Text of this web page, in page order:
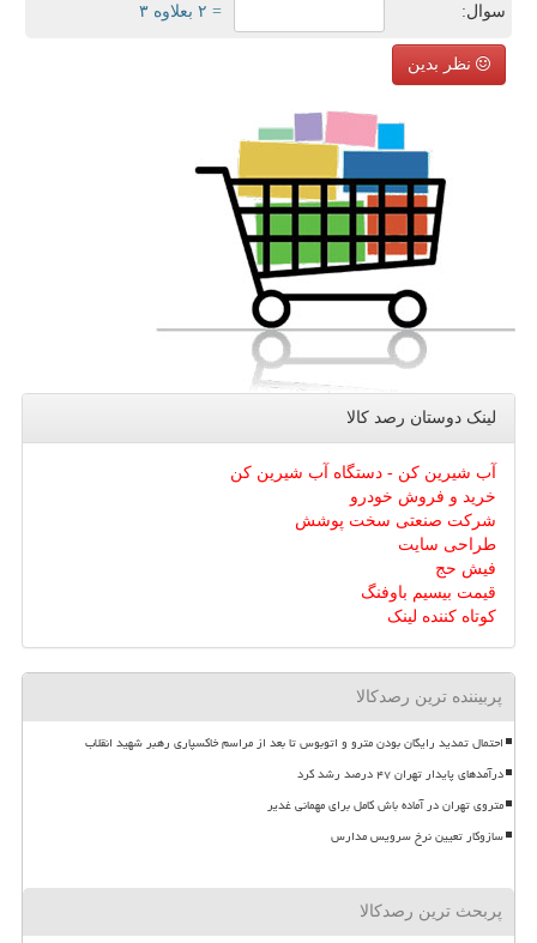
سوال: = ۲ بعلاوه ۳
نظر بدین
لینک دوستان رصد كالا
آب شیرین کن - دستگاه آب شیرین کن
خرید و فروش خودرو
شرکت صنعتی سخت پوشش
طراحی سایت
فیش حج
قیمت بیسیم باوفنگ
کوتاه کننده لینک
پربیننده ترین رصدکالا
احتمال تمدید رایگان بودن مترو و اتوبوس تا بعد از مراسم خاکسپاری رهبر شهید انقلاب
درآمدهای پایدار تهران ۴۷ درصد رشد کرد
متروی تهران در آماده باش کامل برای مهمانی غدیر
سازوکار تعیین نرخ سرویس مدارس
پربحث ترین رصدکالا